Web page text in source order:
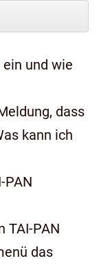
und wie
dass
kann ich
PAN
TAI-PAN
das